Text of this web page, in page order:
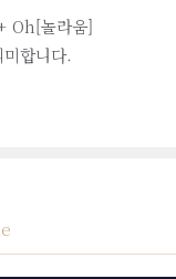
Oh[놀라움]
합니다.